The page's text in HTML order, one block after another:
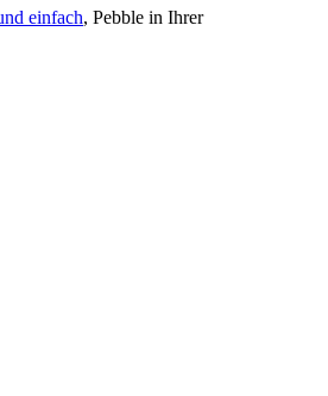
einfach, Pebble in Ihrer